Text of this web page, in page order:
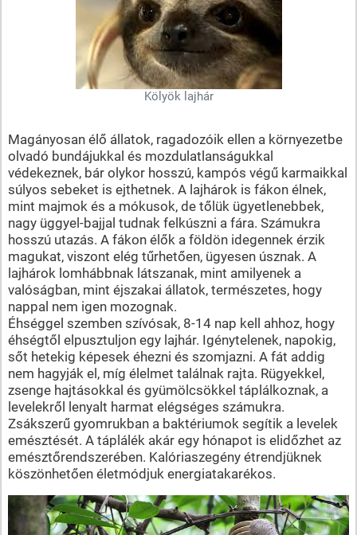
Kölyök lajhár
Magányosan élő állatok, ragadozóik ellen a környezetbe
olvadó bundájukkal és mozdulatlanságukkal
védekeznek, bár olykor hosszú, kampós végű karmaikkal
súlyos sebeket is ejthetnek. A lajhárok is fákon élnek,
mint majmok és a mókusok, de tőlük ügyetlenebbek,
nagy üggyel-bajjal tudnak felkúszni a fára. Számukra
hosszú utazás. A fákon élők a földön idegennek érzik
magukat, viszont elég tűrhetően, ügyesen úsznak. A
lajhárok lomhábbnak látszanak, mint amilyenek a
valóságban, mint éjszakai állatok, természetes, hogy
nappal nem igen mozognak.
Éhséggel szemben szívósak, 8-14 nap kell ahhoz, hogy
éhségtől elpusztuljon egy lajhár. Igénytelenek, napokig,
sőt hetekig képesek éhezni és szomjazni. A fát addig
nem hagyják el, míg élelmet találnak rajta. Rügyekkel,
zsenge hajtásokkal és gyümölcsökkel táplálkoznak, a
levelekről lenyalt harmat elégséges számukra.
Zsákszerű gyomrukban a baktériumok segítik a levelek
emésztését. A táplálék akár egy hónapot is elidőzhet az
emésztőrendszerében. Kalóriaszegény étrendjüknek
köszönhetően életmódjuk energiatakarékos.